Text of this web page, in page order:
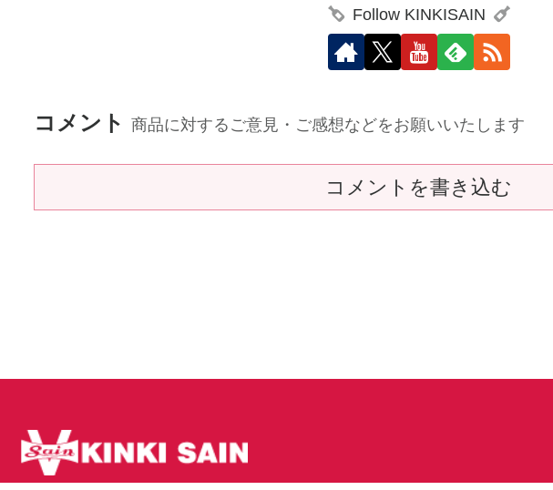
Follow KINKISAIN
コメント 商品に対するご意見・ご感想などをお願いいたします
コメントを書き込む